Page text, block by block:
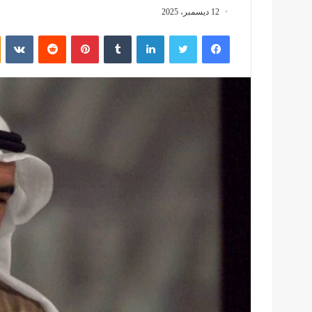
12 ديسمبر، 2025
فيسبوك تويتر لينكدإن بينتيريست